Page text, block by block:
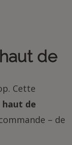
de
Cette
haut de
– de